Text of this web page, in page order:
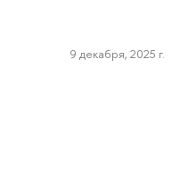
9 декабря, 2025 г.